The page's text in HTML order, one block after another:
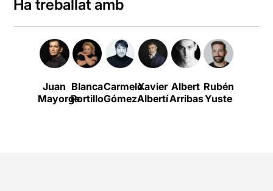
Ha treballat amb
Juan
Mayorga
Blanca
Portillo
Carmelo
Gómez
Xavier
Albertí
Albert
Arribas
Rubén
Yuste